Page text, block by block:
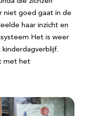
niet goed gaat in de
haar inzicht en
Het is weer
met het